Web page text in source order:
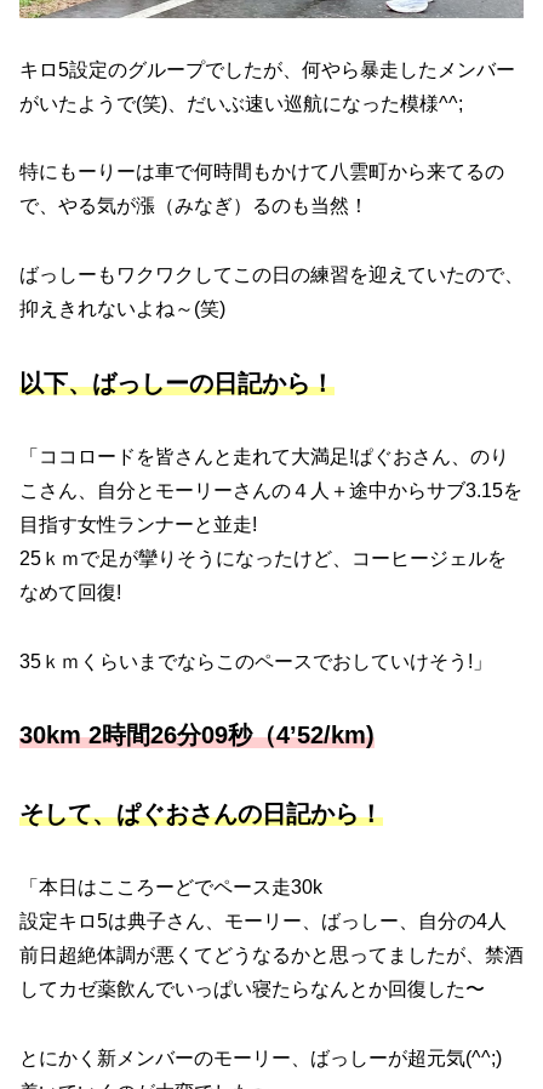
キロ5設定のグループでしたが、何やら暴走したメンバー
がいたようで(笑)、だいぶ速い巡航になった模様^^;
特にもーりーは車で何時間もかけて八雲町から来てるの
で、やる気が漲（みなぎ）るのも当然！
ばっしーもワクワクしてこの日の練習を迎えていたので、
抑えきれないよね～(笑)
以下、ばっしーの日記から！
「ココロードを皆さんと走れて大満足!ぱぐおさん、のり
こさん、自分とモーリーさんの４人＋途中からサブ3.15を
目指す女性ランナーと並走!
25ｋｍで足が攣りそうになったけど、コーヒージェルを
なめて回復!
35ｋｍくらいまでならこのペースでおしていけそう!」
30km 2時間26分09秒（4’52/km)
そして、ぱぐおさんの日記から！
「本日はこころーどでペース走30k
設定キロ5は典子さん、モーリー、ばっしー、自分の4人
前日超絶体調が悪くてどうなるかと思ってましたが、禁酒
してカゼ薬飲んでいっぱい寝たらなんとか回復した〜
とにかく新メンバーのモーリー、ばっしーが超元気(^^;)